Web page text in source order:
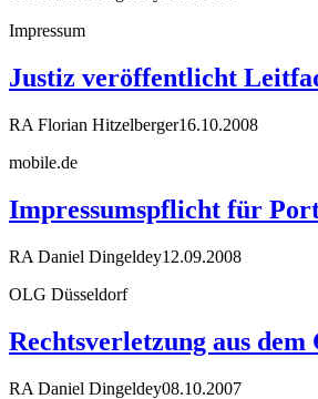
Impressum
Justiz veröffentlicht
RA Florian Hitzelberger16.10.2008
mobile.de
Impressumspflicht für
RA Daniel Dingeldey12.09.2008
OLG Düsseldorf
Rechtsverletzung aus dem
RA Daniel Dingeldey08.10.2007